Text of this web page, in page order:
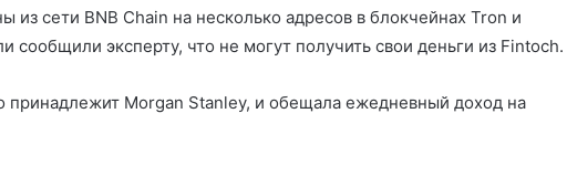
из сети BNB Chain на несколько адресов в блокчейнах Tron и
сообщили эксперту, что не могут получить свои деньги из Fintoch.
Morgan Stanley, и обещала ежедневный доход на